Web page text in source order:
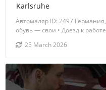
Karlsruhe
Автомаляр ID: 2497
обувь — свои • Доезд к
25 March 2026